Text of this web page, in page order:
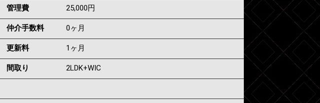
管理費 25,000円
仲介手数料 0ヶ月
更新料 1ヶ月
間取り 2LDK+WIC